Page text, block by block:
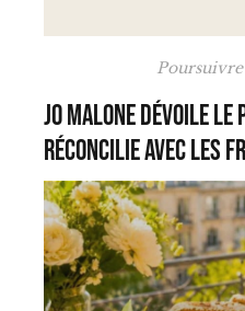
Jo Malone dévoile le
réconcilie avec les